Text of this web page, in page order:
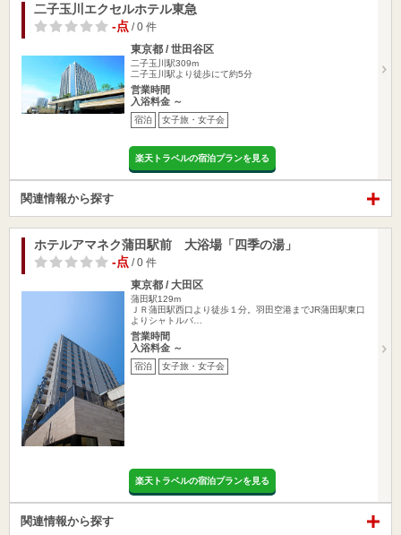
二子玉川エクセルホテル東急
-点 / 0 件
東京都 / 世田谷区
二子玉川駅309m
二子玉川駅より徒歩にて約5分
営業時間
入浴料金 ～
宿泊 女子旅・女子会
楽天トラベルの宿泊プランを見る
関連情報から探す
ホテルアマネク蒲田駅前 大浴場「四季の湯」
-点 / 0 件
東京都 / 大田区
蒲田駅129m
ＪＲ蒲田駅西口より徒歩１分。羽田空港までJR蒲田駅東口
よりシャトルバ…
営業時間
入浴料金 ～
宿泊 女子旅・女子会
楽天トラベルの宿泊プランを見る
関連情報から探す